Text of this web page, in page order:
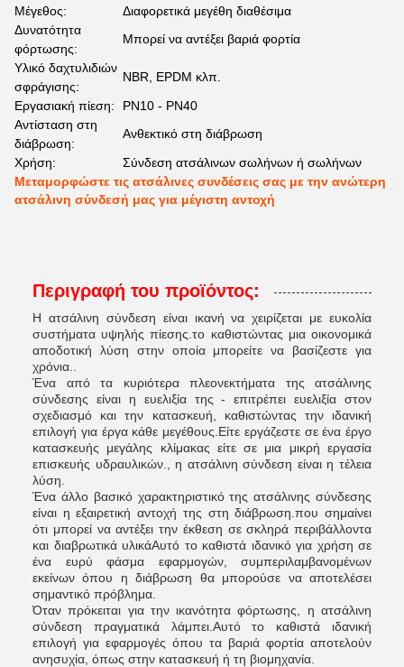
Μέγεθος:
Διαφορετικά μεγέθη διαθέσιμα
Δυνατότητα
φόρτωσης:
Μπορεί να αντέξει βαριά φορτία
Υλικό δαχτυλιδιών
σφράγισης:
NBR, EPDM κλπ.
Εργασιακή πίεση:
PN10 - PN40
Αντίσταση στη
διάβρωση:
Ανθεκτικό στη διάβρωση
Χρήση:
Σύνδεση ατσάλινων σωλήνων ή σωλήνων
Μεταμορφώστε τις ατσάλινες συνδέσεις σας με την ανώτερη
ατσάλινη σύνδεσή μας για μέγιστη αντοχή
Περιγραφή του προϊόντος:
Η ατσάλινη σύνδεση είναι ικανή να χειρίζεται με ευκολία
συστήματα υψηλής πίεσης.το καθιστώντας μια οικονομικά
αποδοτική λύση στην οποία μπορείτε να βασίζεστε για
χρόνια..
Ένα από τα κυριότερα πλεονεκτήματα της ατσάλινης
σύνδεσης είναι η ευελιξία της - επιτρέπει ευελιξία στον
σχεδιασμό και την κατασκευή, καθιστώντας την ιδανική
επιλογή για έργα κάθε μεγέθους.Είτε εργάζεστε σε ένα έργο
κατασκευής μεγάλης κλίμακας είτε σε μια μικρή εργασία
επισκευής υδραυλικών., η ατσάλινη σύνδεση είναι η τέλεια
λύση.
Ένα άλλο βασικό χαρακτηριστικό της ατσάλινης σύνδεσης
είναι η εξαιρετική αντοχή της στη διάβρωση.που σημαίνει
ότι μπορεί να αντέξει την έκθεση σε σκληρά περιβάλλοντα
και διαβρωτικά υλικάΑυτό το καθιστά ιδανικό για χρήση σε
ένα ευρύ φάσμα εφαρμογών, συμπεριλαμβανομένων
εκείνων όπου η διάβρωση θα μπορούσε να αποτελέσει
σημαντικό πρόβλημα.
Όταν πρόκειται για την ικανότητα φόρτωσης, η ατσάλινη
σύνδεση πραγματικά λάμπει.Αυτό το καθιστά ιδανική
επιλογή για εφαρμογές όπου τα βαριά φορτία αποτελούν
ανησυχία, όπως στην κατασκευή ή τη βιομηχανία.